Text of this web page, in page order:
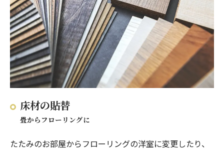
床材の貼替
畳からフローリングに
たたみのお部屋からフローリングの洋室に変更したり、